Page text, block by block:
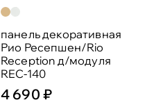
панель декоративная
Рио Ресепшен/Rio
Reception д/модуля
REC-140
4 690 ₽